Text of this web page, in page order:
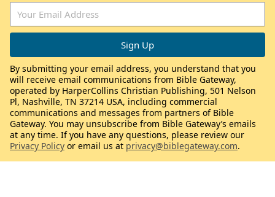
By submitting your email address, you understand that you
will receive email communications from Bible Gateway,
operated by HarperCollins Christian Publishing, 501 Nelson
Pl, Nashville, TN 37214 USA, including commercial
communications and messages from partners of Bible
Gateway. You may unsubscribe from Bible Gateway’s emails
at any time. If you have any questions, please review our
Privacy Policy or email us at privacy@biblegateway.com.